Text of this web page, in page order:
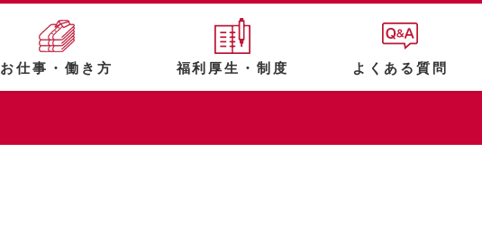
お仕事・働き方 福利厚生・制度 よくある質問